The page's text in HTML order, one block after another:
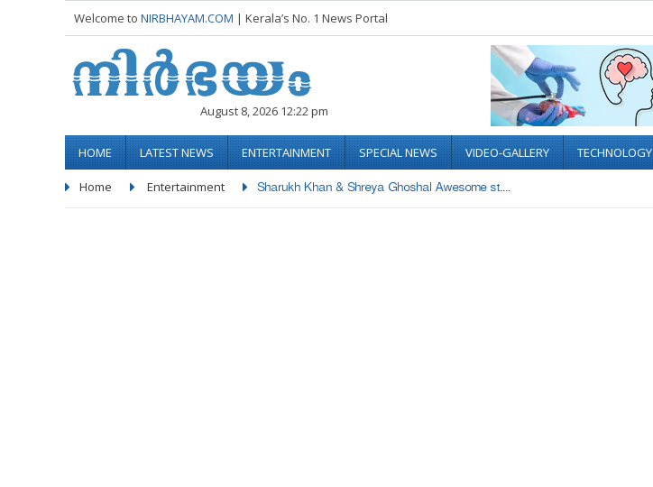
Welcome to NIRBHAYAM.COM | Kerala’s No. 1 News Portal
August 8, 2026 12:22 pm
HOME LATEST NEWS ENTERTAINMENT SPECIAL NEWS VIDEO-GALLERY TECHNOLOGY
Home Entertainment Sharukh Khan & Shreya Ghoshal Awesome st....